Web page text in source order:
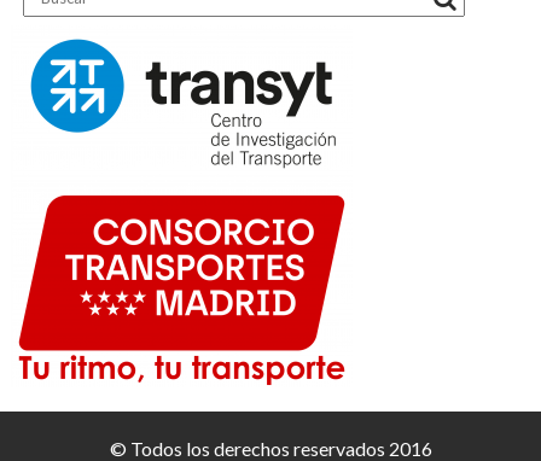
© Todos los derechos reservados 2016